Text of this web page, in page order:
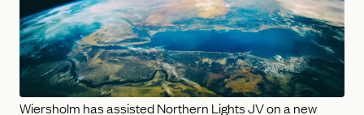
Wiersholm has assisted Northern Lights JV on a new